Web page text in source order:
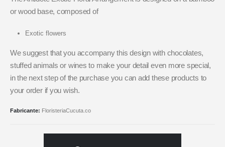
or wood base, composed of
Exotic flowers
We suggest that you accompany this design with chocolates,
stuffed animals or wines to make your detail even more special,
in the next step of the purchase you can add these products to
your order if you wish.
Fabricante: FloristeriaCucuta.co